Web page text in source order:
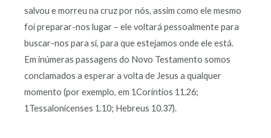
salvou e morreu na cruz por nós, assim como ele mesmo
foi preparar-nos lugar – ele voltará pessoalmente para
buscar-nos para si, para que estejamos onde ele está.
Em inúmeras passagens do Novo Testamento somos
conclamados a esperar a volta de Jesus a qualquer
momento (por exemplo, em 1Coríntios 11.26;
1Tessalonicenses 1.10; Hebreus 10.37).